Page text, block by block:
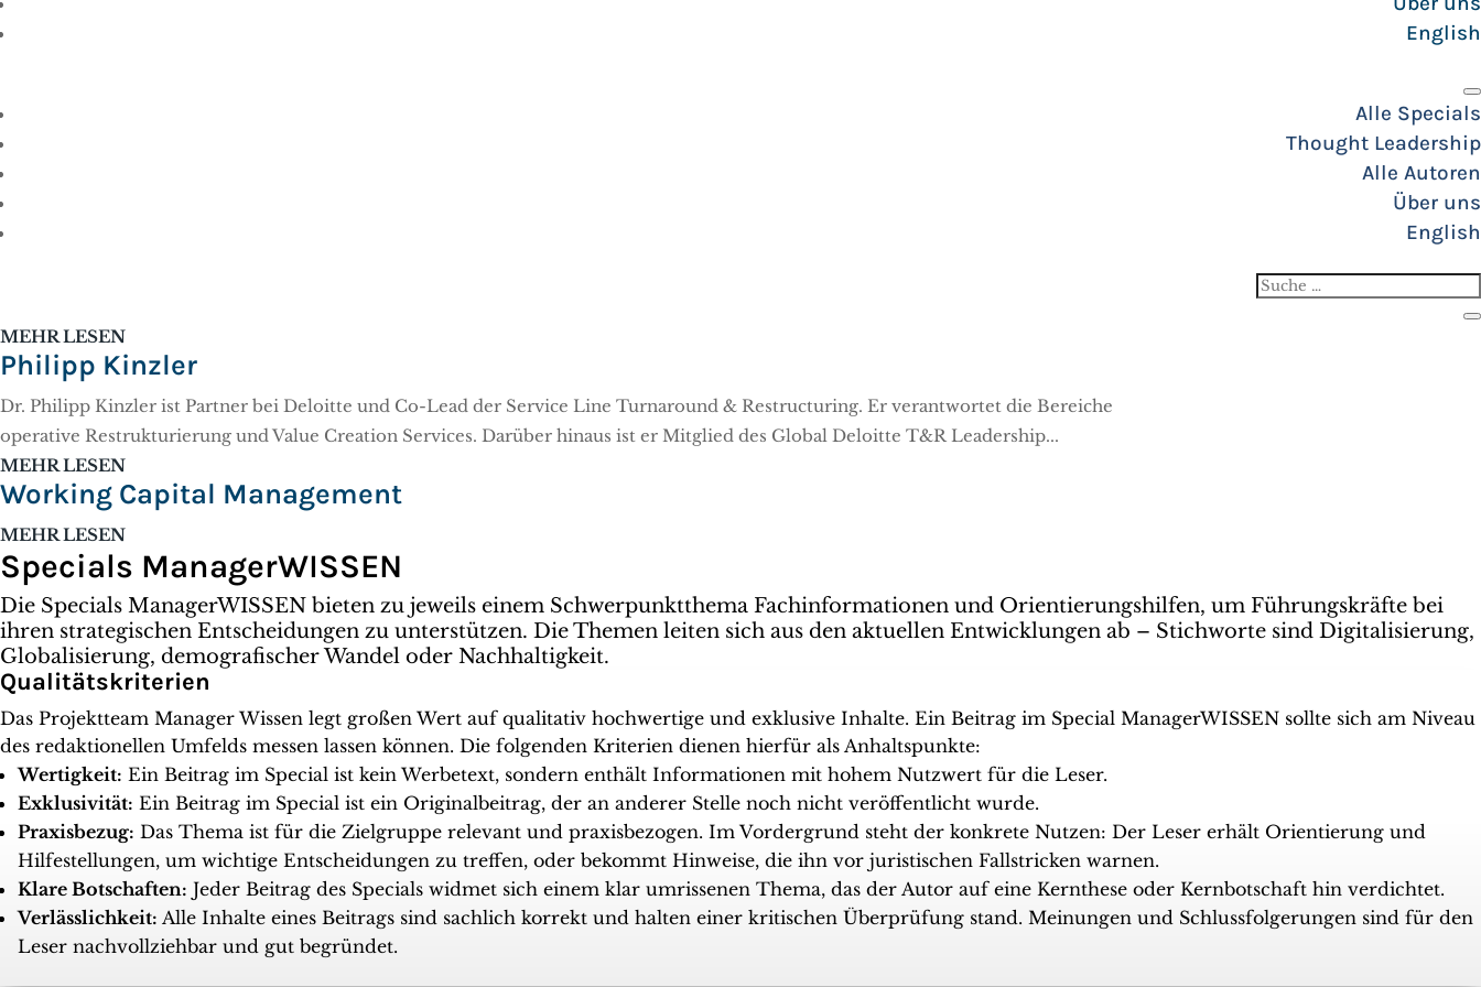
English
Alle Specials
Thought Leadership
Alle Autoren
Über uns
English
Suchen
SUCHEN
MEHR LESEN
Philipp Kinzler
Dr. Philipp Kinzler ist Partner bei Deloitte und Co-Lead der Service Line Turnaround & Restructuring. Er verantwortet die Bereiche
operative Restrukturierung und Value Creation Services. Darüber hinaus ist er Mitglied des Global Deloitte T&R Leadership...
MEHR LESEN
Working Capital Management
MEHR LESEN
Specials ManagerWISSEN
Die Specials ManagerWISSEN bieten zu jeweils einem Schwerpunktthema Fachinformationen und Orientierungshilfen, um Führungskräfte bei
ihren strategischen Entscheidungen zu unterstützen. Die Themen leiten sich aus den aktuellen Entwicklungen ab – Stichworte sind Digitalisierung,
Globalisierung, demografischer Wandel oder Nachhaltigkeit.
Qualitätskriterien
Das Projektteam Manager Wissen legt großen Wert auf qualitativ hochwertige und exklusive Inhalte. Ein Beitrag im Special ManagerWISSEN sollte sich am Niveau
des redaktionellen Umfelds messen lassen können. Die folgenden Kriterien dienen hierfür als Anhaltspunkte:
Wertigkeit: Ein Beitrag im Special ist kein Werbetext, sondern enthält Informationen mit hohem Nutzwert für die Leser.
Exklusivität: Ein Beitrag im Special ist ein Originalbeitrag, der an anderer Stelle noch nicht veröffentlicht wurde.
Praxisbezug: Das Thema ist für die Zielgruppe relevant und praxisbezogen. Im Vordergrund steht der konkrete Nutzen: Der Leser erhält Orientierung und
Hilfestellungen, um wichtige Entscheidungen zu treffen, oder bekommt Hinweise, die ihn vor juristischen Fallstricken warnen.
Klare Botschaften: Jeder Beitrag des Specials widmet sich einem klar umrissenen Thema, das der Autor auf eine Kernthese oder Kernbotschaft hin verdichtet.
Verlässlichkeit: Alle Inhalte eines Beitrags sind sachlich korrekt und halten einer kritischen Überprüfung stand. Meinungen und Schlussfolgerungen sind für den
Leser nachvollziehbar und gut begründet.